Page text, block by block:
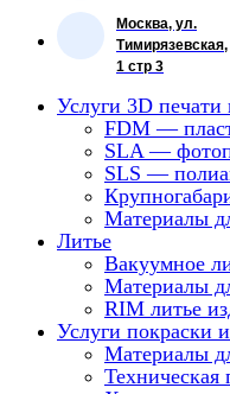
Москва, ул.
Тимирязевская,
1 стр 3
Услуги 3D
FDM —
SLA —
SLS —
Материалы
Литье
Вакуумное
Материалы
RIM литье
Услуги покраски
Материалы
Техническая